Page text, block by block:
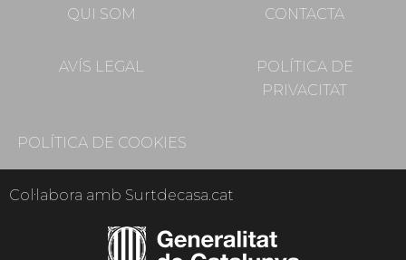
QUI SOM CONTACTA
AVÍS LEGAL
POLÍTICA DE
PRIVACITAT
POLÍTICA DE COOKIES
Col·labora amb Surtdecasa.cat